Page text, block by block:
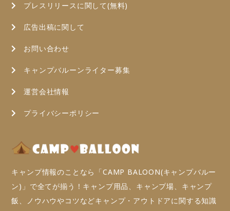
プレスリリースに関して(無料)
広告出稿に関して
お問い合わせ
キャンプバルーンライター募集
運営会社情報
プライバシーポリシー
キャンプ情報のことなら「CAMP BALOON(キャンプバルー
ン)」で全てが揃う！キャンプ用品、キャンプ場、キャンプ
飯、ノウハウやコツなどキャンプ・アウトドアに関する知識